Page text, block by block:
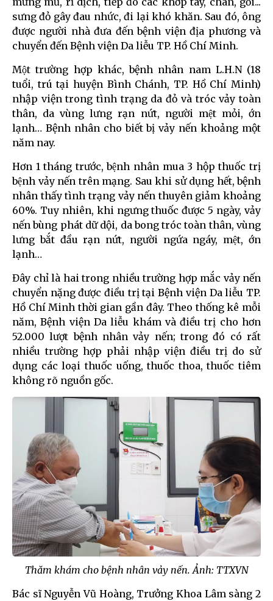
sưng đỏ gây đau nhức, đi lại khó khăn. Sau đó, ông
được người nhà đưa đến bệnh viện địa phương và
chuyển đến Bệnh viện Da liễu TP. Hồ Chí Minh.
Một trường hợp khác, bệnh nhân nam L.H.N (18
tuổi, trú tại huyện Bình Chánh, TP. Hồ Chí Minh)
nhập viện trong tình trạng da đỏ và tróc vảy toàn
thân, da vùng lưng rạn nứt, người mệt mỏi, ớn
lạnh… Bệnh nhân cho biết bị vảy nến khoảng một
năm nay.
Hơn 1 tháng trước, bệnh nhân mua 3 hộp thuốc trị
bệnh vảy nến trên mạng. Sau khi sử dụng hết, bệnh
nhân thấy tình trạng vảy nến thuyên giảm khoảng
60%. Tuy nhiên, khi ngưng thuốc được 5 ngày, vảy
nến bùng phát dữ dội, da bong tróc toàn thân, vùng
lưng bắt đầu rạn nứt, người ngứa ngáy, mệt, ớn
lạnh…
Đây chỉ là hai trong nhiều trường hợp mắc vảy nến
chuyển nặng được điều trị tại Bệnh viện Da liễu TP.
Hồ Chí Minh thời gian gần đây. Theo thống kê mỗi
năm, Bệnh viện Da liễu khám và điều trị cho hơn
52.000 lượt bệnh nhân vảy nến; trong đó có rất
nhiều trường hợp phải nhập viện điều trị do sử
dụng các loại thuốc uống, thuốc thoa, thuốc tiêm
không rõ nguồn gốc.
Thăm khám cho bệnh nhân vảy nến. Ảnh: TTXVN
Bác sĩ Nguyễn Vũ Hoàng, Trưởng Khoa Lâm sàng 2